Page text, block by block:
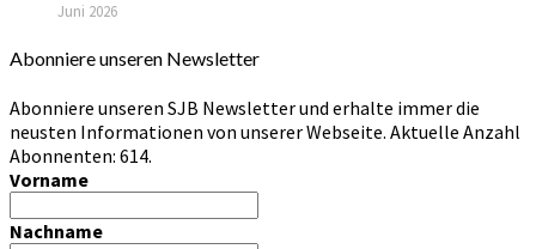
Juni 2026
Abonniere unseren Newsletter
Abonniere unseren SJB Newsletter und erhalte immer die
neusten Informationen von unserer Webseite. Aktuelle Anzahl
Abonnenten: 614.
Vorname
Nachname